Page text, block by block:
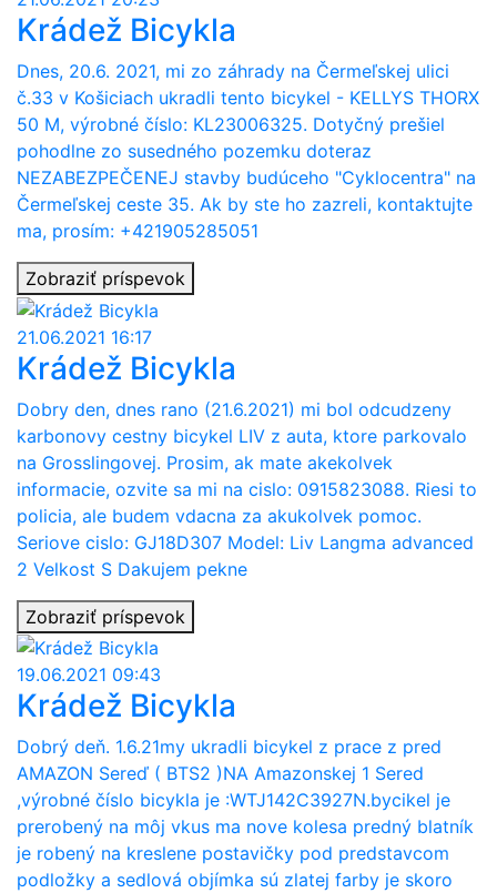
Krádež Bicykla
Dnes, 20.6. 2021, mi zo záhrady na Čermeľskej ulici
č.33 v Košiciach ukradli tento bicykel - KELLYS THORX
50 M, výrobné číslo: KL23006325. Dotyčný prešiel
pohodlne zo susedného pozemku doteraz
NEZABEZPEČENEJ stavby budúceho "Cyklocentra" na
Čermeľskej ceste 35. Ak by ste ho zazreli, kontaktujte
ma, prosím: +421905285051
Zobraziť príspevok
21.06.2021 16:17
Krádež Bicykla
Dobry den, dnes rano (21.6.2021) mi bol odcudzeny
karbonovy cestny bicykel LIV z auta, ktore parkovalo
na Grosslingovej. Prosim, ak mate akekolvek
informacie, ozvite sa mi na cislo: 0915823088. Riesi to
policia, ale budem vdacna za akukolvek pomoc.
Seriove cislo: GJ18D307 Model: Liv Langma advanced
2 Velkost S Dakujem pekne
Zobraziť príspevok
19.06.2021 09:43
Krádež Bicykla
Dobrý deň. 1.6.21my ukradli bicykel z prace z pred
AMAZON Sereď ( BTS2 )NA Amazonskej 1 Sered
,výrobné číslo bicykla je :WTJ142C3927N.bycikel je
prerobený na môj vkus ma nove kolesa predný blatník
je robený na kreslene postavičky pod predstavcom
podložky a sedlová objímka sú zlatej farby je skoro